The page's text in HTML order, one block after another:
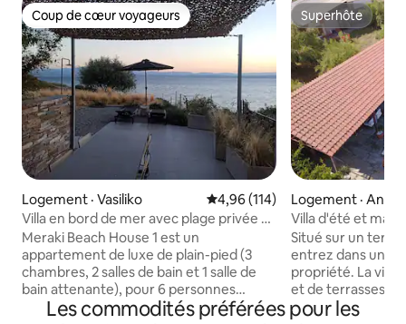
Coup de cœur voyageurs
Coup de cœur voyageurs
Logement · Vasiliko Note moyenne de 4,96 sur 5,
4,96 (114)
Villa en bord de mer avec plage privée à
1 h d'Athènes
Meraki Beach House 1 est un
appartement de luxe de plain-pied (3
chambres, 2 salles de bain et 1 salle de
bain attenante), pour 6 personnes
maximum, avec un accès direct de 2
Superhôte
Superhôte
Logement ·
Villa d'été et
Sykamino
Situé sur un
entrez dans une
propriété. La villa
et de terrasses et
propriété se
Les commodités préférées pour les